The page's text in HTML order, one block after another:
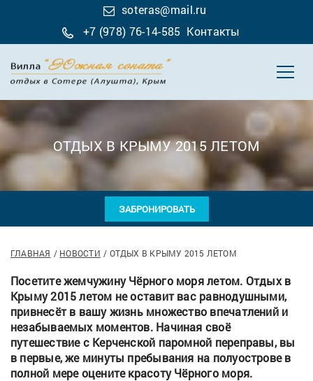
soteras@mail.ru
+7 (978) 76-14-585 Контакты
ОТДЫХ В КРЫМУ 2015 ЛЕТОМ
ЗАБРОНИРОВАТЬ
ГЛАВНАЯ НОВОСТИ ОТДЫХ В КРЫМУ 2015 ЛЕТОМ
Посетите жемчужину Чёрного моря летом. Отдых в
Крыму 2015 летом не оставит вас равнодушными,
привнесёт в вашу жизнь множество впечатлений и
незабываемых моментов. Начиная своё
путешествие с Керченской паромной переправы, вы
в первые, же минуты пребывания на полуострове в
полной мере оцените красоту Чёрного моря.